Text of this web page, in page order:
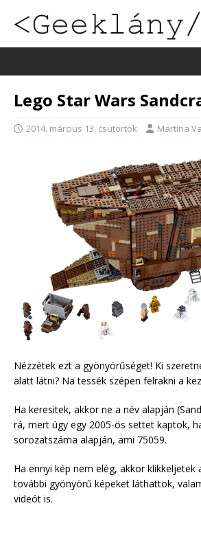
Lego Star Wars
2014. március 13. csütörtök Martina
Nézzétek ezt a gyönyörűséget! Ki
alatt látni? Na tessék szépen felrakni a
Ha keresitek, akkor ne a név alapján
rá, mert úgy egy 2005-ös settet kaptok,
sorozatszáma alapján, ami 75059.
Ha ennyi kép nem elég, akkor klikkeljetek
további gyönyörű képeket láthattok,
videót is.